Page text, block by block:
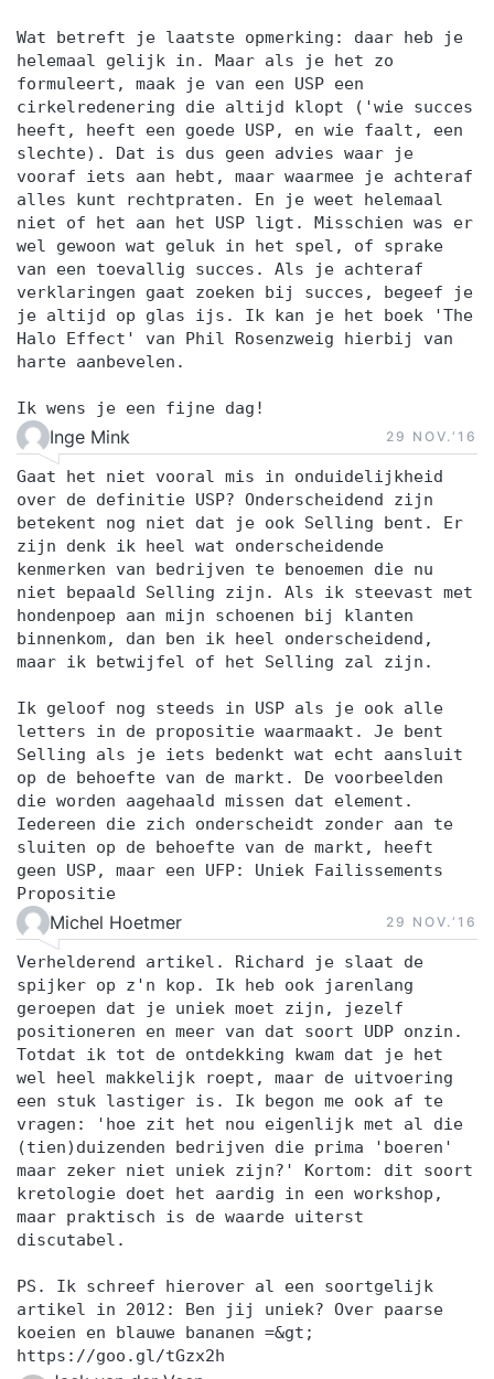
Wat betreft je laatste opmerking: daar heb je
helemaal gelijk in. Maar als je het zo
formuleert, maak je van een USP een
cirkelredenering die altijd klopt ('wie succes
heeft, heeft een goede USP, en wie faalt, een
slechte). Dat is dus geen advies waar je
vooraf iets aan hebt, maar waarmee je achteraf
alles kunt rechtpraten. En je weet helemaal
niet of het aan het USP ligt. Misschien was er
wel gewoon wat geluk in het spel, of sprake
van een toevallig succes. Als je achteraf
verklaringen gaat zoeken bij succes, begeef je
je altijd op glas ijs. Ik kan je het boek 'The
Halo Effect' van Phil Rosenzweig hierbij van
harte aanbevelen.
Ik wens je een fijne dag!
Inge Mink 29 NOV.‘16
Gaat het niet vooral mis in onduidelijkheid
over de definitie USP? Onderscheidend zijn
betekent nog niet dat je ook Selling bent. Er
zijn denk ik heel wat onderscheidende
kenmerken van bedrijven te benoemen die nu
niet bepaald Selling zijn. Als ik steevast met
hondenpoep aan mijn schoenen bij klanten
binnenkom, dan ben ik heel onderscheidend,
maar ik betwijfel of het Selling zal zijn.
Ik geloof nog steeds in USP als je ook alle
letters in de propositie waarmaakt. Je bent
Selling als je iets bedenkt wat echt aansluit
op de behoefte van de markt. De voorbeelden
die worden aagehaald missen dat element.
Iedereen die zich onderscheidt zonder aan te
sluiten op de behoefte van de markt, heeft
geen USP, maar een UFP: Uniek Failissements
Propositie
Michel Hoetmer 29 NOV.‘16
Verhelderend artikel. Richard je slaat de
spijker op z'n kop. Ik heb ook jarenlang
geroepen dat je uniek moet zijn, jezelf
positioneren en meer van dat soort UDP onzin.
Totdat ik tot de ontdekking kwam dat je het
wel heel makkelijk roept, maar de uitvoering
een stuk lastiger is. Ik begon me ook af te
vragen: 'hoe zit het nou eigenlijk met al die
(tien)duizenden bedrijven die prima 'boeren'
maar zeker niet uniek zijn?' Kortom: dit soort
kretologie doet het aardig in een workshop,
maar praktisch is de waarde uiterst
discutabel.
PS. Ik schreef hierover al een soortgelijk
artikel in 2012: Ben jij uniek? Over paarse
koeien en blauwe bananen =&gt;
https://goo.gl/tGzx2h